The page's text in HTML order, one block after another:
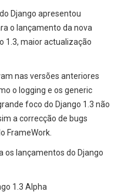
Django apresentou
o lançamento da nova
1.3, maior actualização
nas versões anteriores
o logging e os generic
foco do Django 1.3 não
a correcção de bugs
FrameWork.
os lançamentos do Django
1.3 Alpha